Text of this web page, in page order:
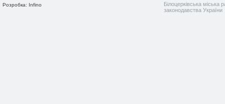
Розробка: Infino
Білоцерківська міська
законодавства України